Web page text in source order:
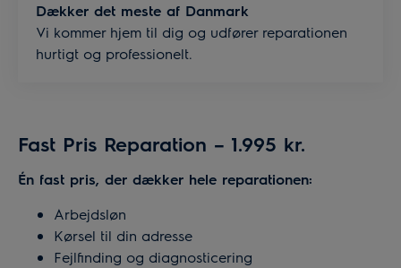
Dækker det meste af Danmark
Vi kommer hjem til dig og udfører reparationen
hurtigt og professionelt.
Fast Pris Reparation – 1.995 kr.
Én fast pris, der dækker hele reparationen:
Arbejdsløn
Kørsel til din adresse
Fejlfinding og diagnosticering